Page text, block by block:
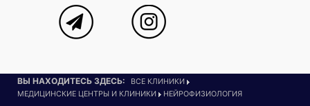
ВЫ НАХОДИТЕСЬ ЗДЕСЬ:
ВСЕ КЛИНИКИ
МЕДИЦИНСКИЕ ЦЕНТРЫ И КЛИНИКИ
НЕЙРОФИЗИОЛОГИЯ